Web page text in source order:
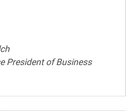
President of Business